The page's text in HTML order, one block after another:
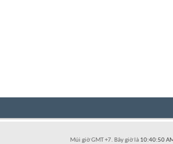
Múi giờ GMT +7. Bây giờ là 10:40:50